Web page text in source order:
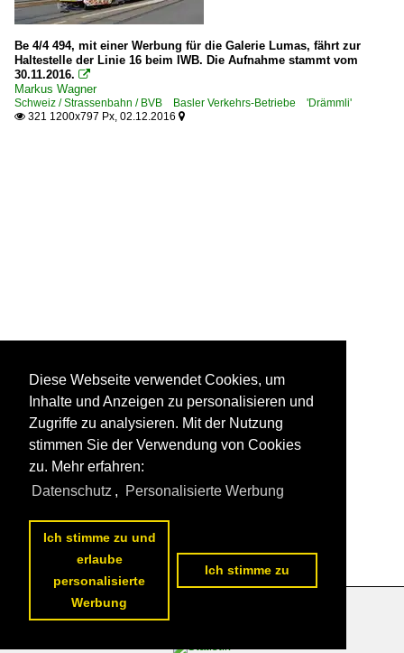
Be 4/4 494, mit einer Werbung für die Galerie Lumas, fährt zur
Haltestelle der Linie 16 beim IWB. Die Aufnahme stammt vom
30.11.2016. 
Markus Wagner
Schweiz / Strassenbahn / BVB Basler Verkehrs-Betriebe 'Drämmli'
 321 1200x797 Px, 02.12.2016 
Datenschutzerklärung
Diese Webseite verwendet Cookies, um
Inhalte und Anzeigen zu personalisieren und
Zugriffe zu analysieren. Mit der Nutzung
stimmen Sie der Verwendung von Cookies
zu. Mehr erfahren:
Datenschutz , Personalisierte Werbung
Ich stimme zu und
erlaube
personalisierte
Werbung
Ich stimme zu